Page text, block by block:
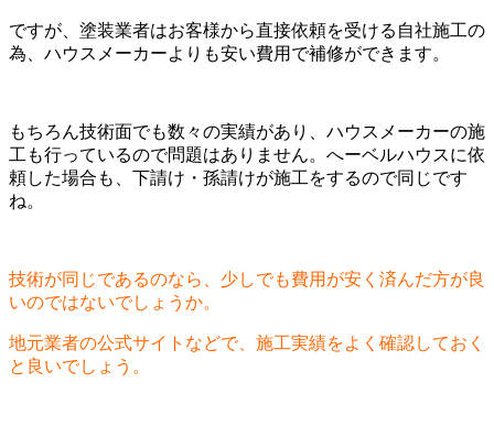
ですが、塗装業者はお客様から直接依頼を受ける自社施工の
為、ハウスメーカーよりも安い費用で補修ができます。
もちろん技術面でも数々の実績があり、ハウスメーカーの施
工も行っているので問題はありません。へーベルハウスに依
頼した場合も、下請け・孫請けが施工をするので同じです
ね。
技術が同じであるのなら、少しでも費用が安く済んだ方が良
いのではないでしょうか。
地元業者の公式サイトなどで、施工実績をよく確認しておく
と良いでしょう。